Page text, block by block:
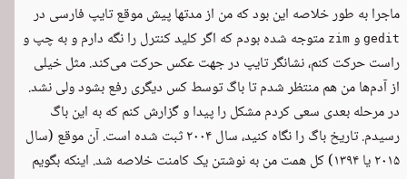
ماجرا به طور خلاصه این بود که من از مدتها پیش موقع تایپ فارسی در
gedit و zim متوجه شده بودم که اگر کلید کنترل را نگه دارم و به چپ و
راست حرکت کنم، نشانگر تایپ در جهت عکس حرکت می‌کند. مثل خیلی
از آدم‌ها من هم منتظر شدم تا باگ توسط کس دیگری رفع بشود ولی نشد.
در مرحله بعدی سعی کردم مشکل را پیدا و گزارش کنم که به ‏ این باگ
رسیدم. تاریخ باگ را نگاه کنید، سال ۲۰۰۴ ثبت شده است. آن موقع (سال
۲۰۱۵ یا ۱۳۹۴) کل همت من به نوشتن
یک کامنتخلاصه شد. اینکه بگویم